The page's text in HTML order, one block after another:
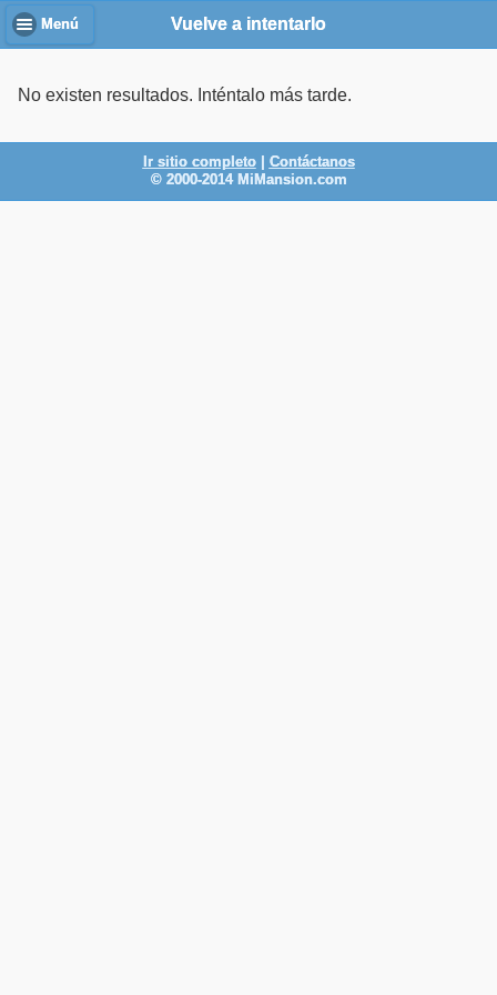
Menú Vuelve a intentarlo
No existen resultados. Inténtalo más tarde.
Ir sitio completo| Contáctanos
© 2000-2014 MiMansion.com